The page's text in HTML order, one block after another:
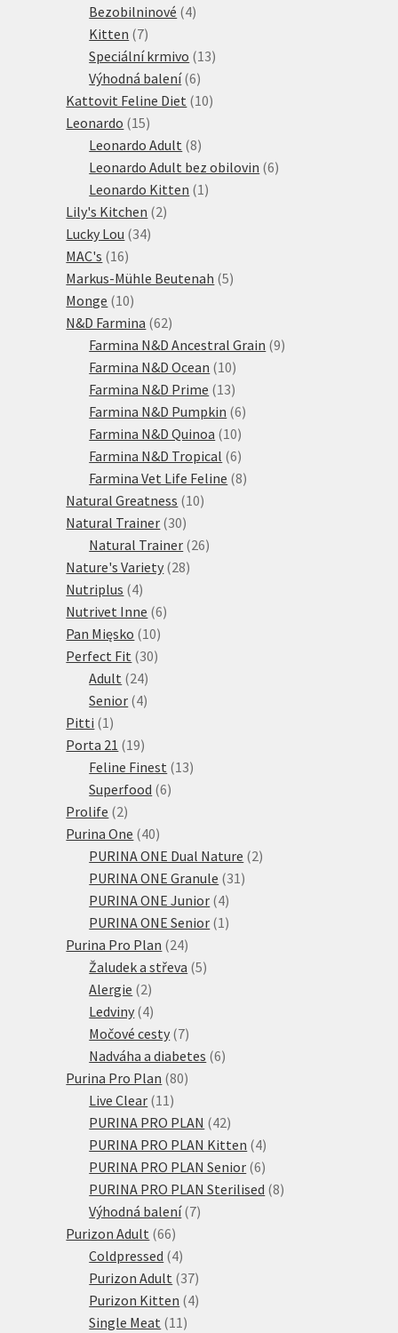
produktů
Bezobilninové 44
Kitten 77
produktů
Speciální krmivo 1313
Výhodná balení 66
produktů
Kattovit Feline Diet 1010
Leonardo 1515
produktů
Leonardo Adult 88
produktů
Leonardo Adult bez obilovin 66
Leonardo Kitten 1 1
Lily's Kitchen 22
Lucky Lou 3434
MAC's 1616
produktů
Markus-Mühle Beutenah 55
Monge 1010
produktů
N&D Farmina 6262
produktů
Farmina N&D Ancestral Grain 99
Farmina N&D Ocean 1010
produktů
Farmina N&D Prime 1313
produktů
Farmina N&D Pumpkin 66
Farmina N&D Quinoa 1010
produktů
Farmina N&D Tropical 66
produktů
Farmina Vet Life Feline 88
Natural Greatness 1010
Natural Trainer 3030
produktů
Natural Trainer 2626
Nature's Variety 2828
Nutriplus 44
produkty
Nutrivet Inne 66
Pan Mięsko 1010
produktů
Perfect Fit 3030
Adult 2424
produktů
Senior 44
Pitti 1 1
produkt
Porta 21 1919
produktů
Feline Finest 1313
Superfood 66
Prolife 22
produkty
Purina One 4040
produktů
PURINA ONE Dual Nature 22
PURINA ONE Granule 31 31
PURINA ONE Junior 44
produkty
PURINA ONE Senior 1 1
Purina Pro Plan 2424
produktů
Žaludek a střeva 55
Alergie 22
produkty
Ledviny 44
produkty
Močové cesty 77
produktů
Nadváha a diabetes 66
Purina Pro Plan 8080
Live Clear 11 11
produktů
PURINA PRO PLAN 4242
produktů
PURINA PRO PLAN Kitten 44
produkty
PURINA PRO PLAN Senior 66
produktů
PURINA PRO PLAN Sterilised 88
Výhodná balení 77
Purizon Adult 6666
produktů
Coldpressed 44
produkty
Purizon Adult 3737
produktů
Purizon Kitten 44
Single Meat 11 11